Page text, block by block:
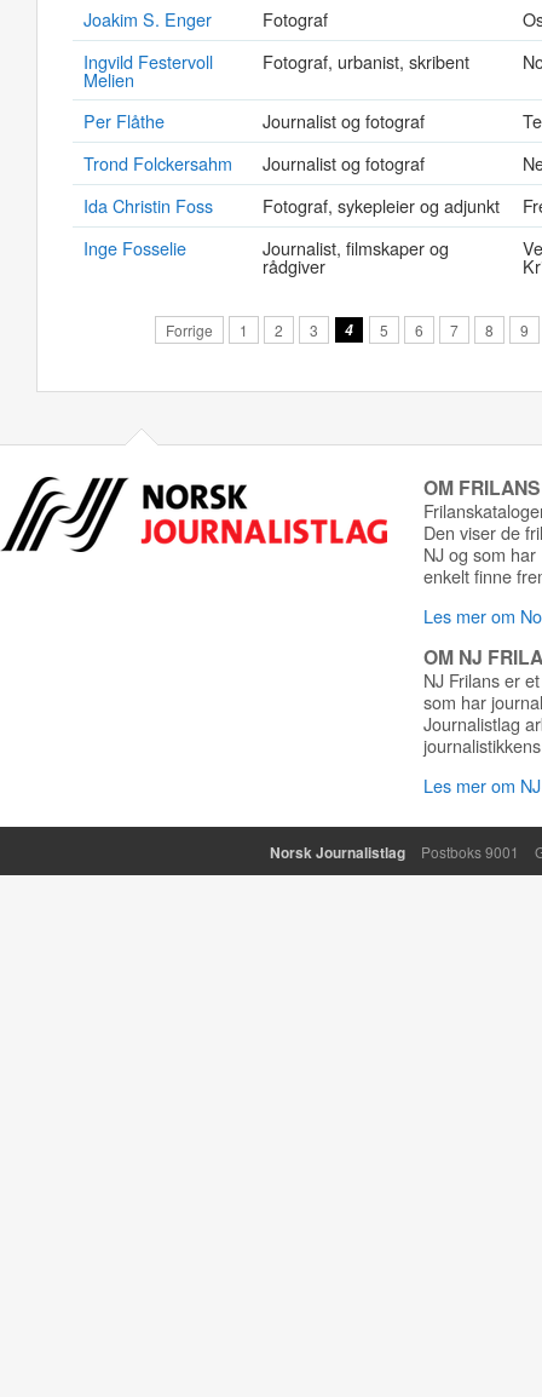
Joakim S. Enger Fotograf
Ingvild Festervoll
Melien
Fotograf, urbanist, skribent
Per Flåthe Journalist og fotograf
Trond Folckersahm
Journalist og fotograf
Ida Christin Foss
Fotograf, sykepleier og adjunkt
Inge Fosselie
Journalist, filmskaper og
rådgiver
Forrige 1 2 3 4 5 6 7 8 9
OM
Den viser de
NJ og som
enkelt finne
Les mer om
OM NJ
NJ Frilans er
som har
Journalistlag
Les mer om
Norsk Journalistlag Postboks 9001